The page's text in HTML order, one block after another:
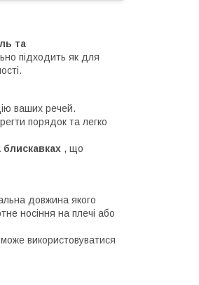
та
підходить як для
ваших речей.
порядок та легко
блискавках , що
довжина якого
носіння на плечі або
використовуватися